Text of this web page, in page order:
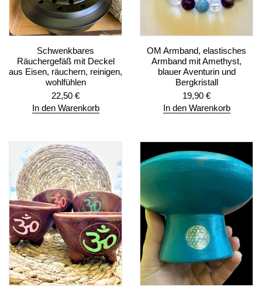
Schwenkbares
Räuchergefäß mit Deckel
aus Eisen, räuchern, reinigen,
wohlfühlen
22,50 €
In den Warenkorb
OM Armband, elastisches
Armband mit Amethyst,
blauer Aventurin und
Bergkristall
19,90 €
In den Warenkorb